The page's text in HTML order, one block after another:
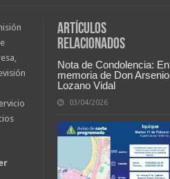
Artículos
relacionados
Nota de Condolencia: En
memoria de Don Arsenio
Lozano Vidal
03/04/2026